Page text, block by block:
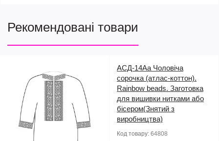
Рекомендовані товари
АСД-14Аа Чоловіча
сорочка (атлас-коттон).
Rainbow beads. Заготовка
для вишивки нитками або
бісером(Знятий з
виробництва)
Код товару: 64808